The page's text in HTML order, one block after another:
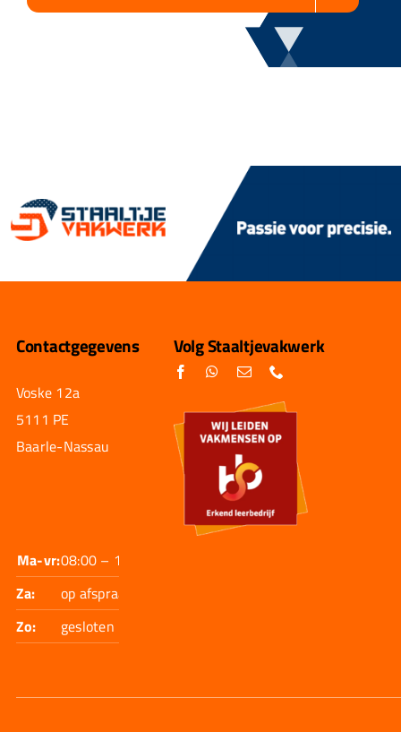
Contactgegevens
Voske 12a
5111 PE
Baarle-Nassau
Ma-vr:08:00 – 17:30
Za:
op afspraak
Zo:
gesloten
Volg Staaltjevakwerk